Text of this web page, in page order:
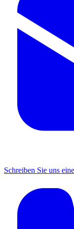
Schreiben Sie uns